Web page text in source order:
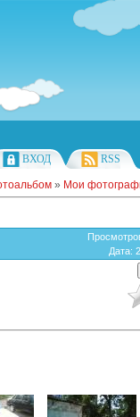
ВХОД RSS
» Мои
Дата: